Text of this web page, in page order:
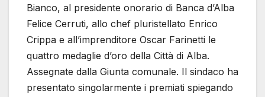
Bianco, al presidente onorario di Banca d’Alba
Felice Cerruti, allo chef pluristellato Enrico
Crippa e all’imprenditore Oscar Farinetti le
quattro medaglie d’oro della Città di Alba.
Assegnate dalla Giunta comunale. Il sindaco ha
presentato singolarmente i premiati spiegando